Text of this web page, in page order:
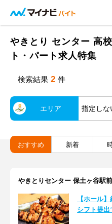
やきとり センター 高
ト・パート求人特集
検索結果 2 件
エリア 指定しな
おすすめ 新着
やきとりセンター 保土ヶ谷駅
【ホール
シフト提